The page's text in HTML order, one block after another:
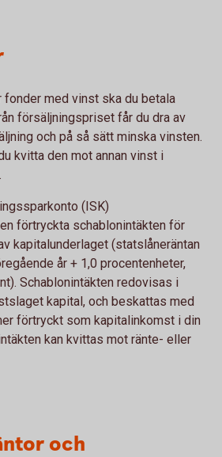
fonder med vinst ska du betala
försäljningspriset får du dra av
och på så sätt minska vinsten.
kvitta den mot annan vinst i
(ISK)
förtryckta schablonintäkten för
kapitalunderlaget (statslåneräntan
år + 1,0 procentenheter,
Schablonintäkten redovisas i
kapital, och beskattas med
förtryckt som kapitalinkomst i din
kan kvittas mot ränte- eller
och